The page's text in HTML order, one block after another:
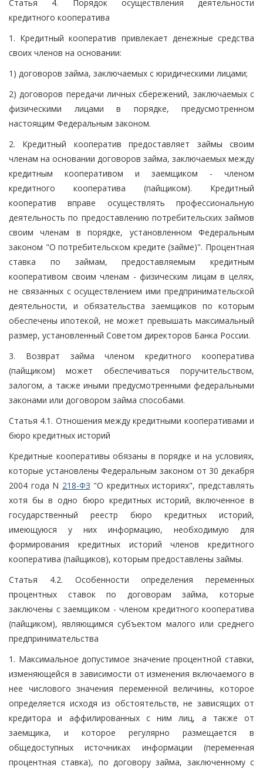
Статья 4. Порядок осуществления деятельности
кредитного кооператива
1. Кредитный кооператив привлекает денежные средства
своих членов на основании:
1) договоров займа, заключаемых с юридическими лицами;
2) договоров передачи личных сбережений, заключаемых с
физическими лицами в порядке, предусмотренном
настоящим Федеральным законом.
2. Кредитный кооператив предоставляет займы своим
членам на основании договоров займа, заключаемых между
кредитным кооперативом и заемщиком - членом
кредитного кооператива (пайщиком). Кредитный
кооператив вправе осуществлять профессиональную
деятельность по предоставлению потребительских займов
своим членам в порядке, установленном Федеральным
законом "О потребительском кредите (займе)". Процентная
ставка по займам, предоставляемым кредитным
кооперативом своим членам - физическим лицам в целях,
не связанных с осуществлением ими предпринимательской
деятельности, и обязательства заемщиков по которым
обеспечены ипотекой, не может превышать максимальный
размер, установленный Советом директоров Банка России.
3. Возврат займа членом кредитного кооператива
(пайщиком) может обеспечиваться поручительством,
залогом, а также иными предусмотренными федеральными
законами или договором займа способами.
Статья 4.1. Отношения между кредитными кооперативами и
бюро кредитных историй
Кредитные кооперативы обязаны в порядке и на условиях,
которые установлены Федеральным законом от 30 декабря
2004 года N 218-ФЗ "О кредитных историях", представлять
хотя бы в одно бюро кредитных историй, включенное в
государственный реестр бюро кредитных историй,
имеющуюся у них информацию, необходимую для
формирования кредитных историй членов кредитного
кооператива (пайщиков), которым предоставлены займы.
Статья 4.2. Особенности определения переменных
процентных ставок по договорам займа, которые
заключены с заемщиком - членом кредитного кооператива
(пайщиком), являющимся субъектом малого или среднего
предпринимательства
1. Максимальное допустимое значение процентной ставки,
изменяющейся в зависимости от изменения включаемого в
нее числового значения переменной величины, которое
определяется исходя из обстоятельств, не зависящих от
кредитора и аффилированных с ним лиц, а также от
заемщика, и которое регулярно размещается в
общедоступных источниках информации (переменная
процентная ставка), по договору займа, заключенному с